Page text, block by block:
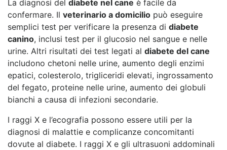
La diagnosi del diabete nel cane è facile da
confermare. Il veterinario a domicilio può eseguire
semplici test per verificare la presenza di diabete
canino, inclusi test per il glucosio nel sangue e nelle
urine. Altri risultati dei test legati al diabete del cane
includono chetoni nelle urine, aumento degli enzimi
epatici, colesterolo, trigliceridi elevati, ingrossamento
del fegato, proteine nelle urine, aumento dei globuli
bianchi a causa di infezioni secondarie.
I raggi X e l’ecografia possono essere utili per la
diagnosi di malattie e complicanze concomitanti
dovute al diabete. I raggi X e gli ultrasuoni addominali